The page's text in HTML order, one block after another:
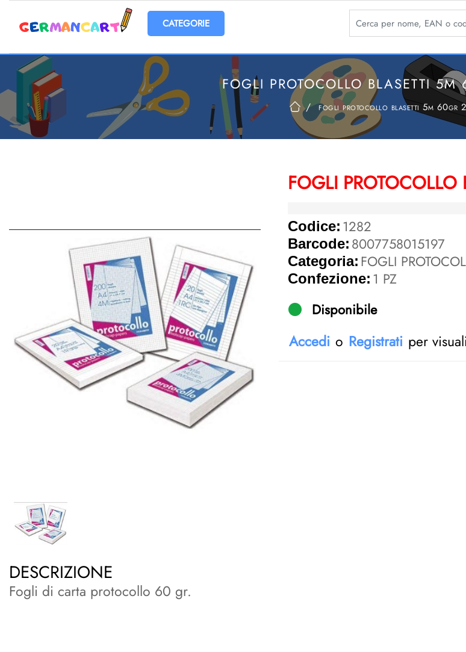
Open menu La modifica di un filtro
FOGLI PROTOCOLLO BLASETTI
fogli protocollo blasetti 5m 60gr
FOGLI
Codice: 1282
Barcode: 8007758015197
Categoria: FOGLI
Confezione: 1 PZ
Disponibile
Accedi o Registrati per
DESCRIZIONE
Fogli di carta protocollo 60 gr.